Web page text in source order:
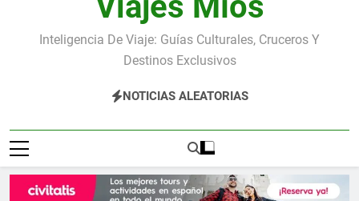
Inteligencia De Viaje: Guías Culturales, Cruceros Y
Destinos Exclusivos
NOTICIAS ALEATORIAS